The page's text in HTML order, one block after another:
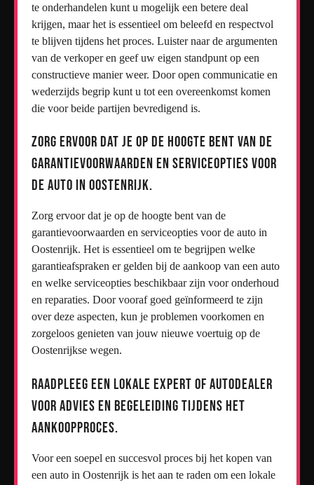
te onderhandelen kunt u mogelijk een betere deal
krijgen, maar het is essentieel om beleefd en respectvol
te blijven tijdens het proces. Luister naar de argumenten
van de verkoper en geef uw eigen standpunt op een
constructieve manier weer. Door open communicatie en
wederzijds begrip kunt u tot een overeenkomst komen
die voor beide partijen bevredigend is.
Zorg ervoor dat je op de hoogte bent van de
garantievoorwaarden en serviceopties voor
de auto in Oostenrijk.
Zorg ervoor dat je op de hoogte bent van de
garantievoorwaarden en serviceopties voor de auto in
Oostenrijk. Het is essentieel om te begrijpen welke
garantieafspraken er gelden bij de aankoop van een auto
en welke serviceopties beschikbaar zijn voor onderhoud
en reparaties. Door vooraf goed geïnformeerd te zijn
over deze aspecten, kun je problemen voorkomen en
zorgeloos genieten van jouw nieuwe voertuig op de
Oostenrijkse wegen.
Raadpleeg een lokale expert of autodealer
voor advies en begeleiding tijdens het
aankoopproces.
Voor een soepel en succesvol proces bij het kopen van
een auto in Oostenrijk is het aan te raden om een lokale